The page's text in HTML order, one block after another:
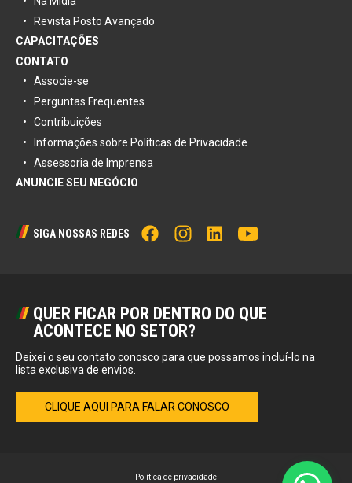
Revista Posto Avançado
CAPACITAÇÕES
CONTATO
Associe-se
Perguntas Frequentes
Contribuições
Informações sobre Políticas de Privacidade
Assessoria de Imprensa
ANUNCIE SEU NEGÓCIO
SIGA NOSSAS REDES
QUER FICAR POR DENTRO DO QUE
ACONTECE NO SETOR?
Deixei o seu contato conosco para que possamos incluí-lo na
lista exclusiva de envios.
CLIQUE AQUI PARA FALAR CONOSCO
Política de privacidade